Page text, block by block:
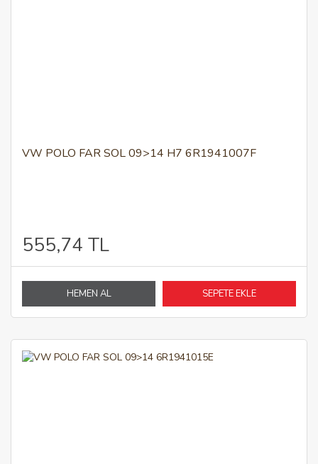
VW POLO FAR SOL 09>14 H7 6R1941007F
555,74 TL
HEMEN AL SEPETE EKLE